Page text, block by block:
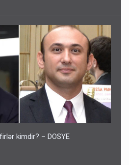
kimdir? – DOSYE